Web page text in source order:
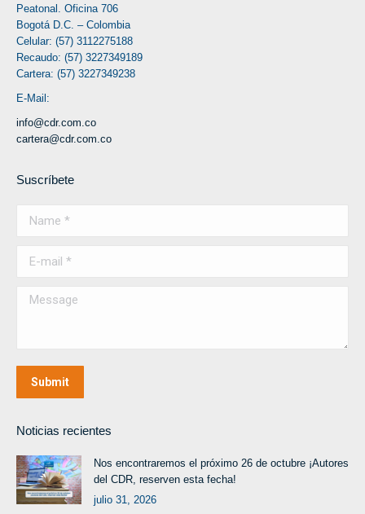
Peatonal. Oficina 706
Bogotá D.C. – Colombia
Celular: (57) 3112275188
Recaudo: (57) 3227349189
Cartera: (57) 3227349238
E-Mail:
info@cdr.com.co
cartera@cdr.com.co
Suscríbete
Message
Submit
Noticias recientes
Nos encontraremos el próximo 26 de octubre ¡Autores
del CDR, reserven esta fecha!
julio 31, 2026